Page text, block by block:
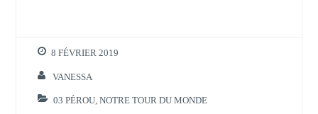
n
e
o
v
e
u
v
8 FÉVRIER 2019
VANESSA
03 PÉROU ,NOTRE TOUR DU MONDE